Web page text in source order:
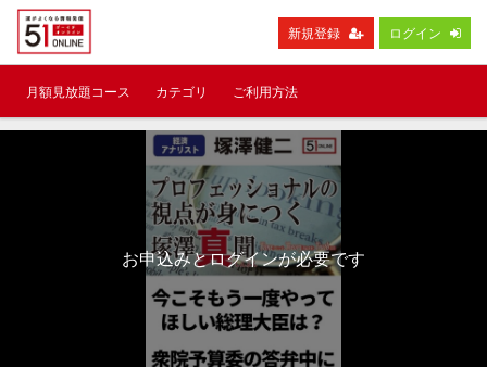
新規登録 ログイン
月額見放題コース カテゴリ ご利用方法
お申込みとログインが必要です